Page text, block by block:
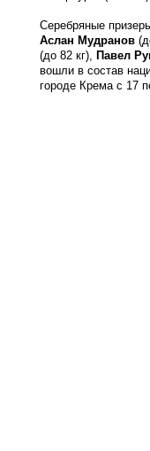
Серебряные
Аслан Мудранов
(до 82 кг), Павел
вошли в состав
городе Крема с 17